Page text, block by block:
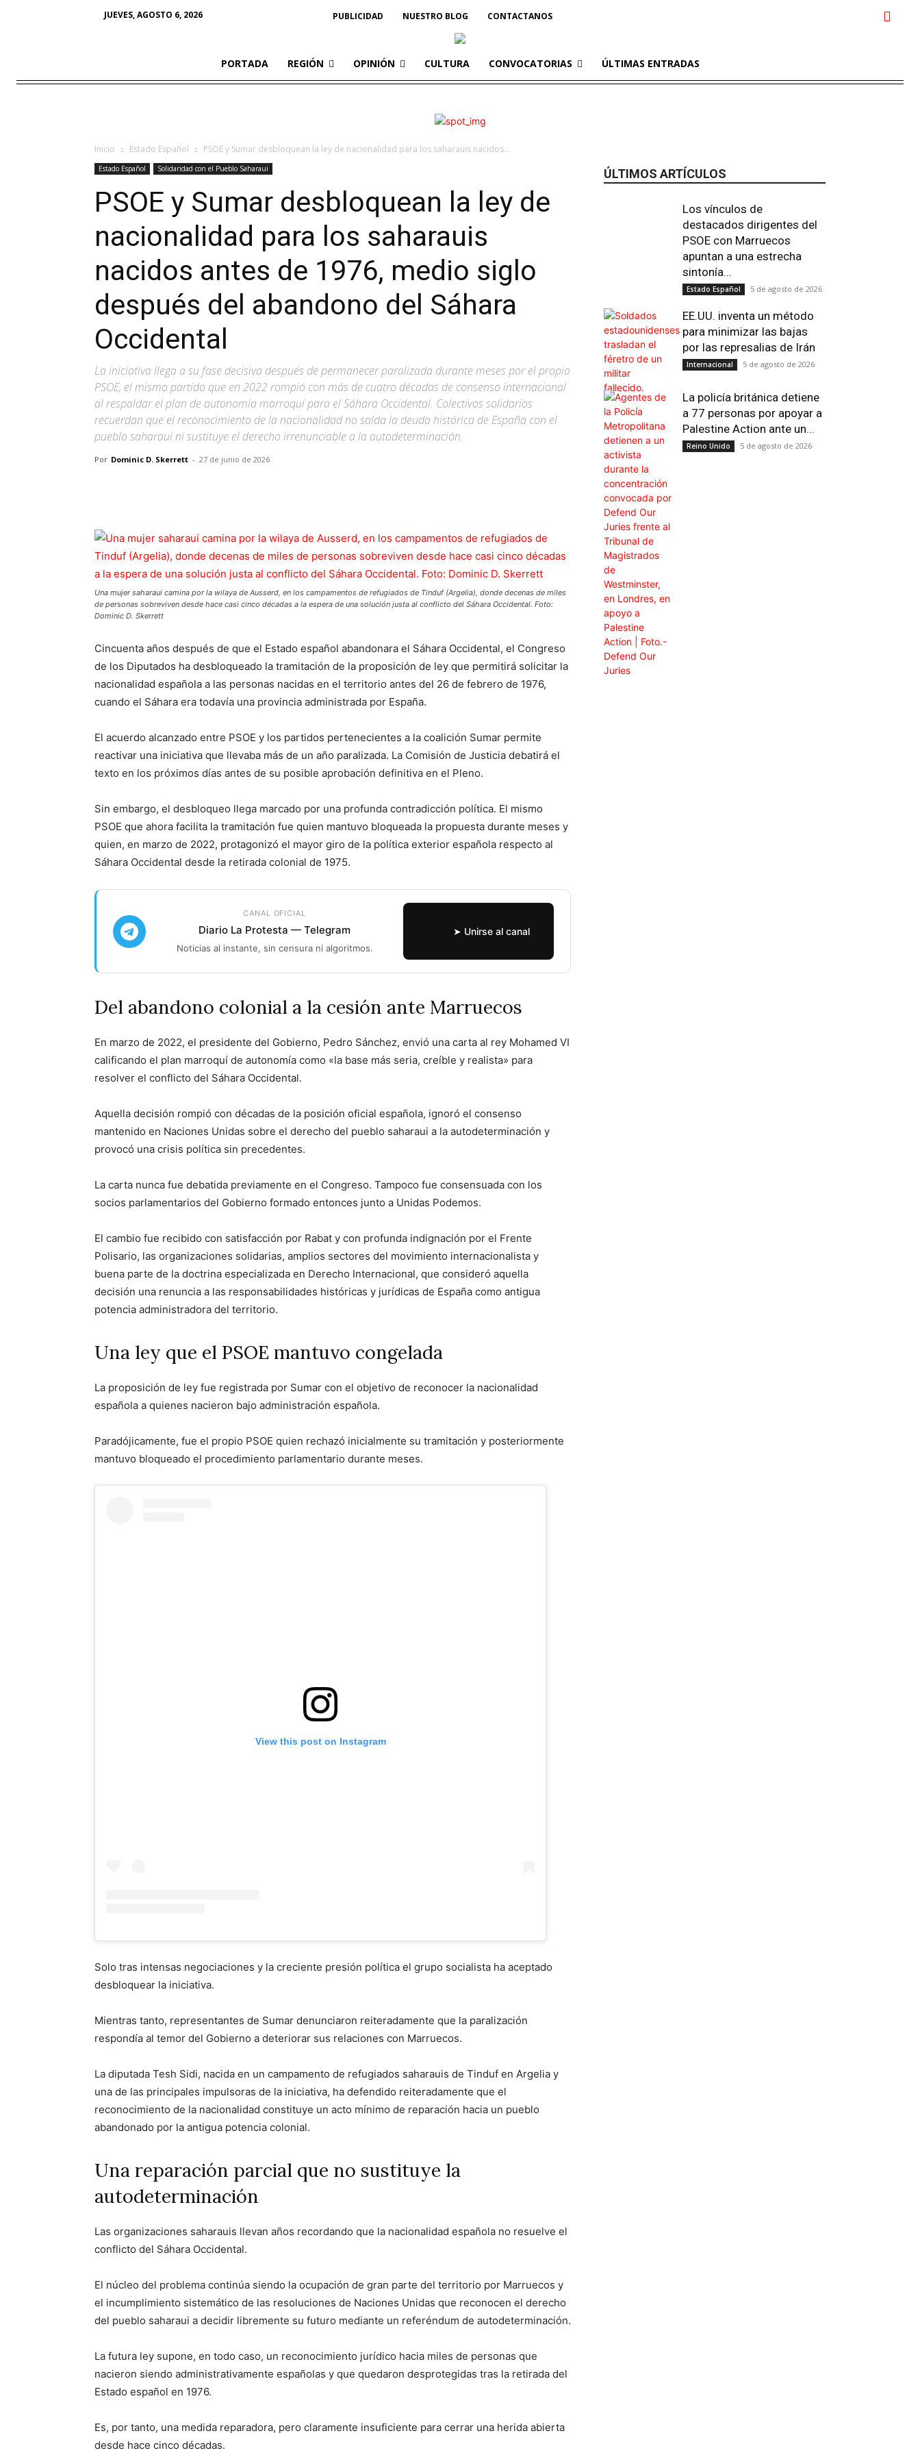
JUEVES, AGOSTO 6, 2026 PUBLICIDAD NUESTRO BLOG CONTACTANOS
PORTADA REGIÓN OPINIÓN CULTURA CONVOCATORIAS ÚLTIMAS ENTRADAS
Inicio Estado Español PSOE y Sumar desbloquean la ley de nacionalidad para los saharauis nacidos...
Estado Español Solidaridad con el Pueblo Saharaui
PSOE y Sumar desbloquean la ley de
nacionalidad para los saharauis
nacidos antes de 1976, medio siglo
después del abandono del Sáhara
Occidental
La iniciativa llega a su fase decisiva después de permanecer paralizada durante meses por el propio
PSOE, el mismo partido que en 2022 rompió con más de cuatro décadas de consenso internacional
al respaldar el plan de autonomía marroquí para el Sáhara Occidental. Colectivos solidarios
recuerdan que el reconocimiento de la nacionalidad no salda la deuda histórica de España con el
pueblo saharaui ni sustituye el derecho irrenunciable a la autodeterminación.
Por Dominic D. Skerrett - 27 de junio de 2026
Email Impresión
Una mujer saharaui camina por la wilaya de Ausserd, en los campamentos de refugiados de Tinduf (Argelia), donde decenas de miles
de personas sobreviven desde hace casi cinco décadas a la espera de una solución justa al conflicto del Sáhara Occidental. Foto:
Dominic D. Skerrett
Cincuenta años después de que el Estado español abandonara el Sáhara Occidental, el Congreso
de los Diputados ha desbloqueado la tramitación de la proposición de ley que permitirá solicitar la
nacionalidad española a las personas nacidas en el territorio antes del 26 de febrero de 1976,
cuando el Sáhara era todavía una provincia administrada por España.
El acuerdo alcanzado entre PSOE y los partidos pertenecientes a la coalición Sumar permite
reactivar una iniciativa que llevaba más de un año paralizada. La Comisión de Justicia debatirá el
texto en los próximos días antes de su posible aprobación definitiva en el Pleno.
Sin embargo, el desbloqueo llega marcado por una profunda contradicción política. El mismo
PSOE que ahora facilita la tramitación fue quien mantuvo bloqueada la propuesta durante meses y
quien, en marzo de 2022, protagonizó el mayor giro de la política exterior española respecto al
Sáhara Occidental desde la retirada colonial de 1975.
CANAL OFICIAL
Diario La Protesta — Telegram
Noticias al instante, sin censura ni algoritmos.
➤ Unirse al canal
Del abandono colonial a la cesión ante Marruecos
En marzo de 2022, el presidente del Gobierno, Pedro Sánchez, envió una carta al rey Mohamed VI
calificando el plan marroquí de autonomía como «la base más seria, creíble y realista» para
resolver el conflicto del Sáhara Occidental.
Aquella decisión rompió con décadas de la posición oficial española, ignoró el consenso
mantenido en Naciones Unidas sobre el derecho del pueblo saharaui a la autodeterminación y
provocó una crisis política sin precedentes.
La carta nunca fue debatida previamente en el Congreso. Tampoco fue consensuada con los
socios parlamentarios del Gobierno formado entonces junto a Unidas Podemos.
El cambio fue recibido con satisfacción por Rabat y con profunda indignación por el Frente
Polisario, las organizaciones solidarias, amplios sectores del movimiento internacionalista y
buena parte de la doctrina especializada en Derecho Internacional, que consideró aquella
decisión una renuncia a las responsabilidades históricas y jurídicas de España como antigua
potencia administradora del territorio.
Una ley que el PSOE mantuvo congelada
La proposición de ley fue registrada por Sumar con el objetivo de reconocer la nacionalidad
española a quienes nacieron bajo administración española.
Paradójicamente, fue el propio PSOE quien rechazó inicialmente su tramitación y posteriormente
mantuvo bloqueado el procedimiento parlamentario durante meses.
View this post on Instagram
Solo tras intensas negociaciones y la creciente presión política el grupo socialista ha aceptado
desbloquear la iniciativa.
Mientras tanto, representantes de Sumar denunciaron reiteradamente que la paralización
respondía al temor del Gobierno a deteriorar sus relaciones con Marruecos.
La diputada Tesh Sidi, nacida en un campamento de refugiados saharauis de Tinduf en Argelia y
una de las principales impulsoras de la iniciativa, ha defendido reiteradamente que el
reconocimiento de la nacionalidad constituye un acto mínimo de reparación hacia un pueblo
abandonado por la antigua potencia colonial.
Una reparación parcial que no sustituye la
autodeterminación
Las organizaciones saharauis llevan años recordando que la nacionalidad española no resuelve el
conflicto del Sáhara Occidental.
El núcleo del problema continúa siendo la ocupación de gran parte del territorio por Marruecos y
el incumplimiento sistemático de las resoluciones de Naciones Unidas que reconocen el derecho
del pueblo saharaui a decidir libremente su futuro mediante un referéndum de autodeterminación.
La futura ley supone, en todo caso, un reconocimiento jurídico hacia miles de personas que
nacieron siendo administrativamente españolas y que quedaron desprotegidas tras la retirada del
Estado español en 1976.
Es, por tanto, una medida reparadora, pero claramente insuficiente para cerrar una herida abierta
desde hace cinco décadas.
ÚLTIMOS ARTÍCULOS
Los vínculos de
destacados dirigentes del
PSOE con Marruecos
apuntan a una estrecha
sintonía...
Estado Español 5 de agosto de 2026
EE.UU. inventa un método
para minimizar las bajas
por las represalias de Irán
Internacional 5 de agosto de 2026
La policía británica detiene
a 77 personas por apoyar a
Palestine Action ante un...
Reino Unido 5 de agosto de 2026